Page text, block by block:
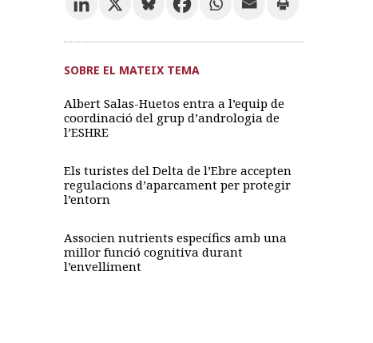
SOBRE EL MATEIX TEMA
Albert Salas-Huetos entra a l’equip de
coordinació del grup d’andrologia de
l’ESHRE
Els turistes del Delta de l’Ebre accepten
regulacions d’aparcament per protegir
l’entorn
Associen nutrients específics amb una
millor funció cognitiva durant
l’envelliment